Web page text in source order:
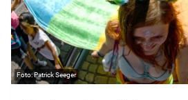
Patrick Seeger